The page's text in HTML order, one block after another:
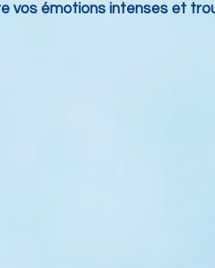
vos émotions intenses et